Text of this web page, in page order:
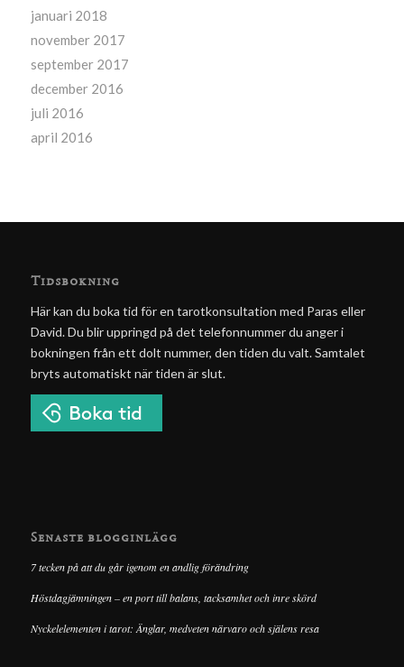
januari 2018
november 2017
september 2017
december 2016
juli 2016
april 2016
Tidsbokning
Här kan du boka tid för en tarotkonsultation med Paras eller
David. Du blir uppringd på det telefonnummer du anger i
bokningen från ett dolt nummer, den tiden du valt. Samtalet
bryts automatiskt när tiden är slut.
Senaste blogginlägg
7 tecken på att du går igenom en andlig förändring
Höstdagjämningen – en port till balans, tacksamhet och inre skörd
Nyckelelementen i tarot: Änglar, medveten närvaro och själens resa